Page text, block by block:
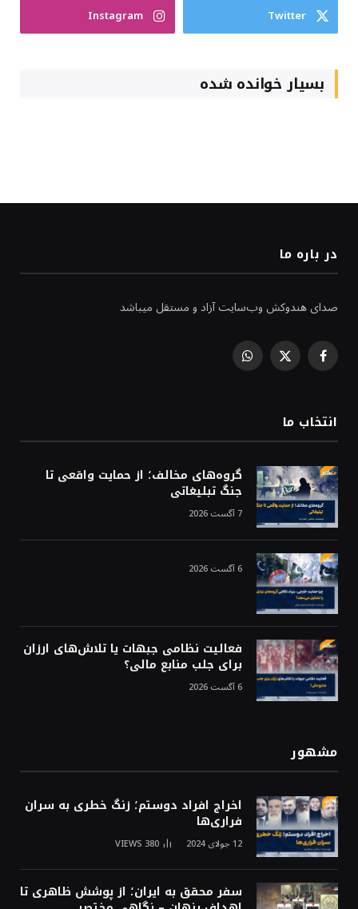
Twitter
Instagram
بسیار خوانده شده
در باره ما
صدای هندوکش وب‌سایت آزاد و مستقل میباشد
Facebook
X
WhatsApp
انتخاب ما
گروه‌های مخالف؛ از حمایت واقعی تا
جنگ تبلیغاتی
7 آگست 2026
6 آگست 2026
فعالیت نظامی جبهات یا تلاش‌های ارزان
برای جلب منابع مالی؟
6 آگست 2026
مشهور
اخراج افراد دوستم؛ زنگ خطری به سران
فراری‌ها
12 جولای 2024 380
VIEWS
سفر محقق به ایران؛ از پوشش ظاهری تا